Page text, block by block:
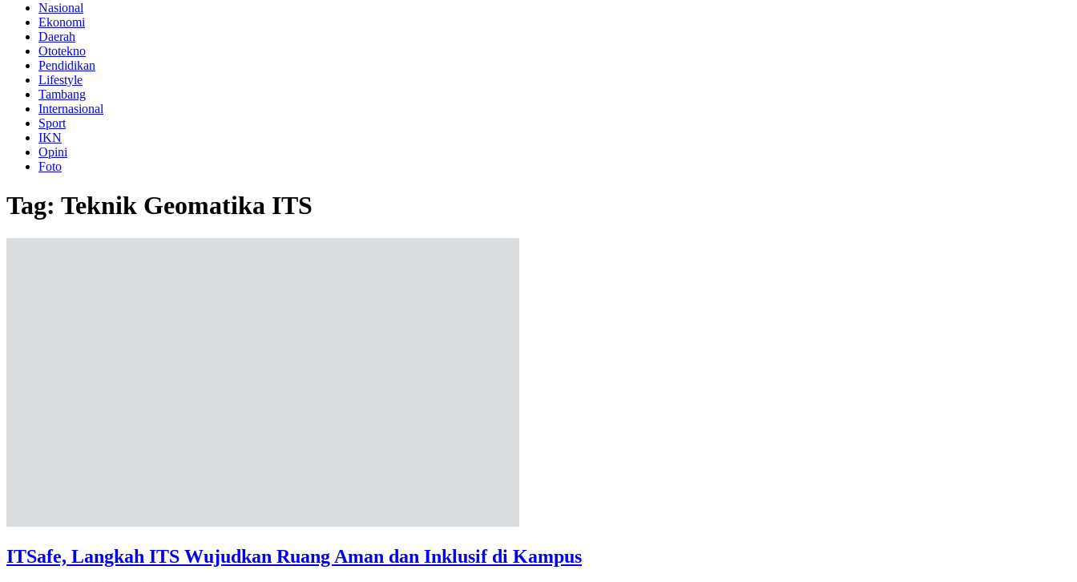
Nasional
Ekonomi
Daerah
Ototekno
Pendidikan
Lifestyle
Tambang
Internasional
Sport
IKN
Opini
Foto
Tag: Teknik Geomatika ITS
ITSafe, Langkah ITS Wujudkan Ruang Aman dan Inklusif di Kampus